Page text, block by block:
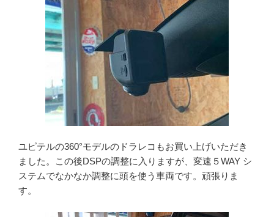
ユピテルの360°モデルのドラレコもお買い上げいただき
ました。この後DSPの調整に入りますが、変速５WAY シ
ステムでなかなか調整に頭を使う車両です。頑張りま
す。